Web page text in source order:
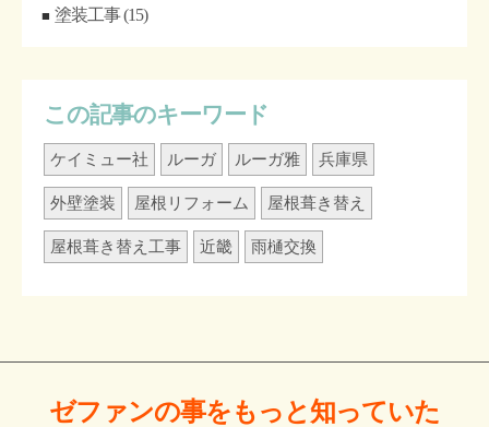
塗装工事(15)
この記事のキーワード
ケイミュー社 ルーガ ルーガ雅 兵庫県
外壁塗装 屋根リフォーム 屋根葺き替え
屋根葺き替え工事 近畿 雨樋交換
ゼファンの事をもっと知っていた